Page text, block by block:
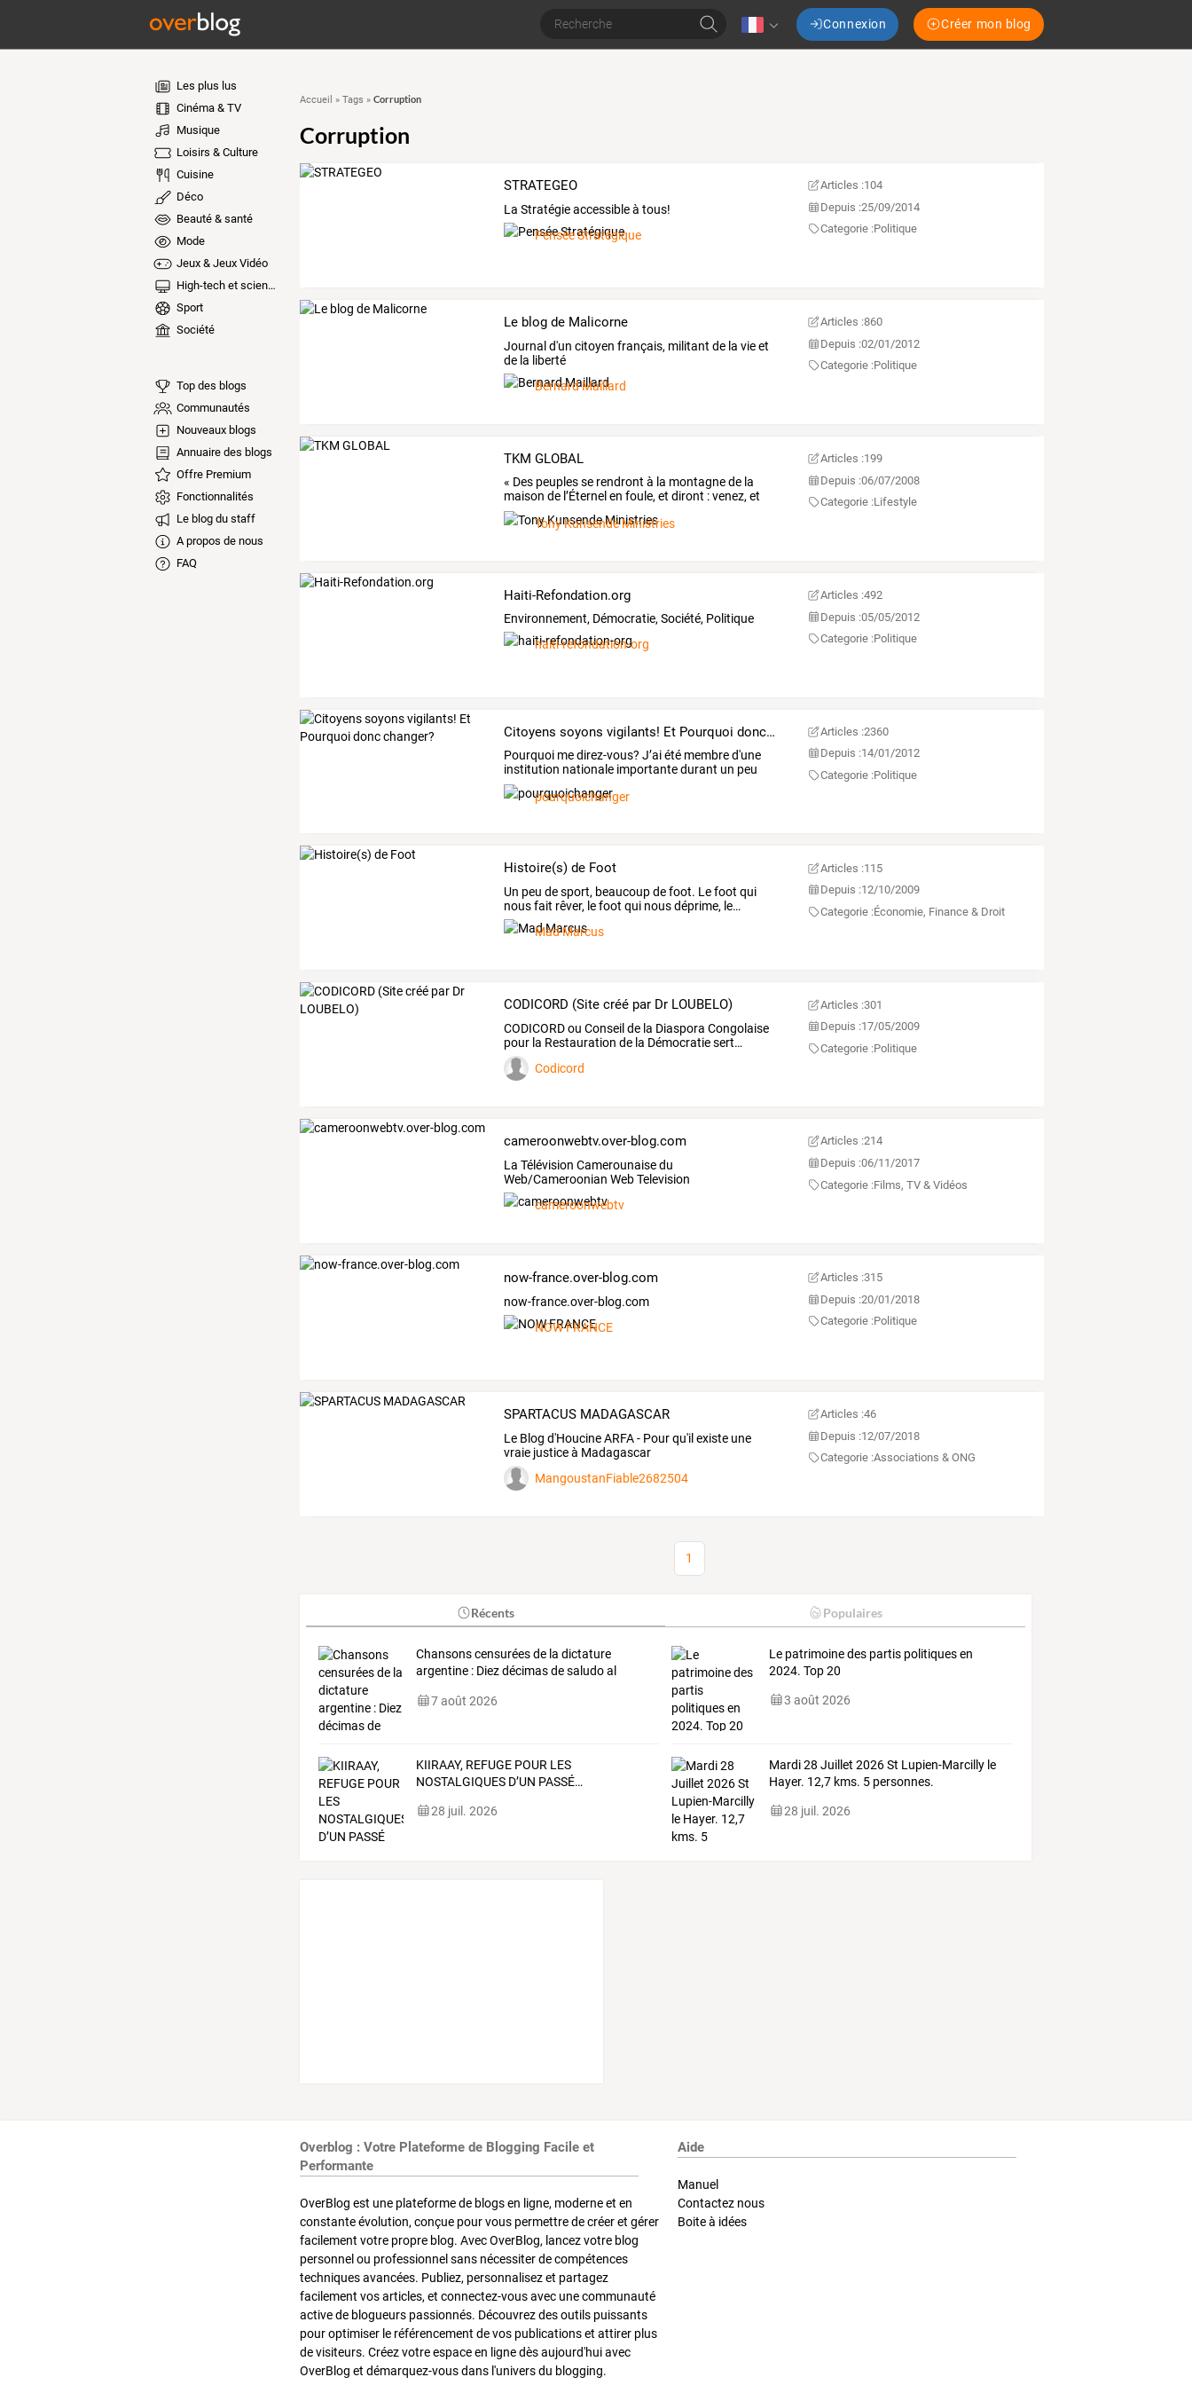
Connexion Créer mon blog
Les plus lus
Cinéma & TV
Musique
Loisirs & Culture
Cuisine
Déco
Beauté & santé
Mode
Jeux & Jeux Vidéo
High-tech et sciences
Sport
Société
Top des blogs
Communautés
Nouveaux blogs
Annuaire des blogs
Offre Premium
Fonctionnalités
Le blog du staff
A propos de nous
FAQ
Accueil » Tags » Corruption
Corruption
STRATEGEO
La Stratégie accessible à tous!
Pensée Stratégique
Articles :104
Depuis :25/09/2014
Categorie :Politique
Le blog de Malicorne
Journal d'un citoyen français, militant de la vie et
de la liberté
Bernard Maillard
Articles :860
Depuis :02/01/2012
Categorie :Politique
TKM GLOBAL
« Des peuplesse rendront à la montagnede la
maison de l’Éternel en foule,et diront :venez,et
montons
Tony Kunsende Ministries
Articles :199
Depuis :06/07/2008
Categorie :Lifestyle
Haiti-Refondation.org
Environnement, Démocratie, Société, Politique
haiti-refondation-org
Articles :492
Depuis :05/05/2012
Categorie :Politique
Citoyens soyons vigilants! Et Pourquoi donc changer?
Pourquoi medirez-vous? J’aiété membred'une
institution nationale importantedurant un peu
plus
pourquoichanger
Articles :2360
Depuis :14/01/2012
Categorie :Politique
Histoire(s) de Foot
Un peu desport, beaucoupdefoot. Lefoot qui
nousfait rêver, lefoot qui nousdéprime, le…
Mad Marcus
Articles :115
Depuis :12/10/2009
Categorie :Économie, Finance & Droit
CODICORD (Site créé par Dr LOUBELO)
CODICORDou Conseil de la Diaspora Congolaise
pour la Restauration de la Démocratiesert…
Codicord
Articles :301
Depuis :17/05/2009
Categorie :Politique
cameroonwebtv.over-blog.com
La Télévision Camerounaise du
Web/Cameroonian Web Television
cameroonwebtv
Articles :214
Depuis :06/11/2017
Categorie :Films, TV & Vidéos
now-france.over-blog.com
now-france.over-blog.com
NOW FRANCE
Articles :315
Depuis :20/01/2018
Categorie :Politique
SPARTACUS MADAGASCAR
Le Blog d'Houcine ARFA - Pour qu'il existe une
vraie justice à Madagascar
MangoustanFiable2682504
Articles :46
Depuis :12/07/2018
Categorie :Associations & ONG
1
Récents Populaires
Chansons censurées de la dictature
argentine : Diez décimas de saludo al
7 août 2026
Le patrimoine des partis politiques en
2024. Top 20
3 août 2026
KIIRAAY, REFUGEPOUR LES
NOSTALGIQUESD’UN PASSÉ…
28 juil. 2026
Mardi 28 Juillet 2026 St Lupien-Marcilly le
Hayer. 12,7 kms. 5 personnes.
28 juil. 2026
Overblog : Votre Plateforme de Blogging Facile et
Performante
OverBlog est une plateforme de blogs en ligne, moderne et en
constante évolution, conçue pour vous permettre de créer et gérer
facilement votre propre blog. Avec OverBlog, lancez votre blog
personnel ou professionnel sans nécessiter de compétences
techniques avancées. Publiez, personnalisez et partagez
facilement vos articles, et connectez-vous avec une communauté
active de blogueurs passionnés. Découvrez des outils puissants
pour optimiser le référencement de vos publications et attirer plus
de visiteurs. Créez votre espace en ligne dès aujourd'hui avec
OverBlog et démarquez-vous dans l'univers du blogging.
Aide
Manuel
Contactez nous
Boite à idées